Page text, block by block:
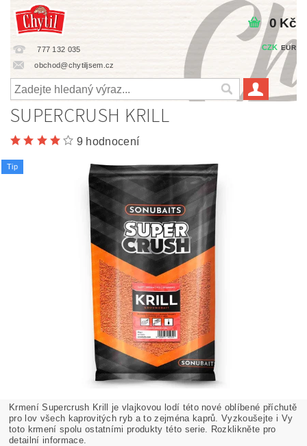
777 132 035
obchod@chytiljsem.cz
CZK EUR
0 Kč
SUPERCRUSH KRILL
9 hodnocení
Tip
Krmení Supercrush Krill je vlajkovou lodí této nové oblíbené příchutě
pro lov všech kaprovitých ryb a to zejména kaprů. Vyzkoušejte i Vy
toto krmení spolu ostatními produkty této serie. Rozklikněte pro
detailní informace.